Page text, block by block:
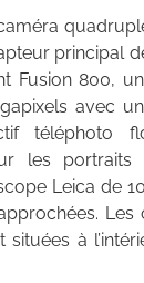
principal
Fusion 800,
avec
téléphoto
les
Leica de
Les
situées à